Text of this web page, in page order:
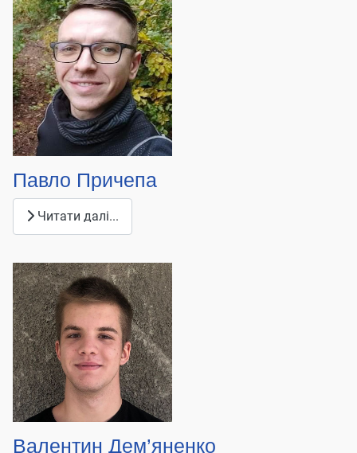
Павло Причепа
Читати далі...
Валентин Дем’яненко